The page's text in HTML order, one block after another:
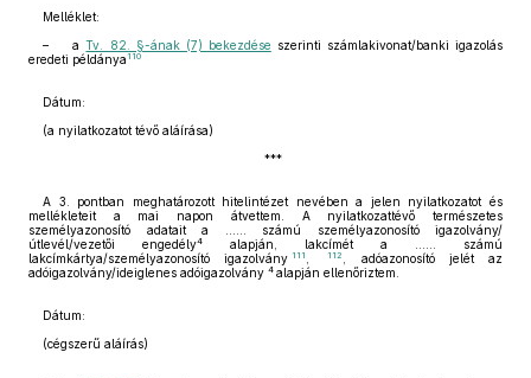
Melléklet:
– aTv. 82. §-ának (7) bekezdése szerinti számlakivonat/banki igazolás
eredeti példánya 110
Dátum:
(a nyilatkozatot tévő aláírása)
***
A 3. pontban meghatározott hitelintézet nevében a jelen nyilatkozatot és
mellékleteit a mai napon átvettem. A nyilatkozattévő természetes
személyazonosító adatait a ...... számú személyazonosító igazolvány/
útlevél/vezetői engedély4
alapján, lakcímét a ...... számú
lakcímkártya/személyazonosító igazolvány 111 112
, adóazonosító jelét az
adóigazolvány/ideiglenes adóigazolvány 4 alapján ellenőriztem.
Dátum:
(cégszerű aláírás)